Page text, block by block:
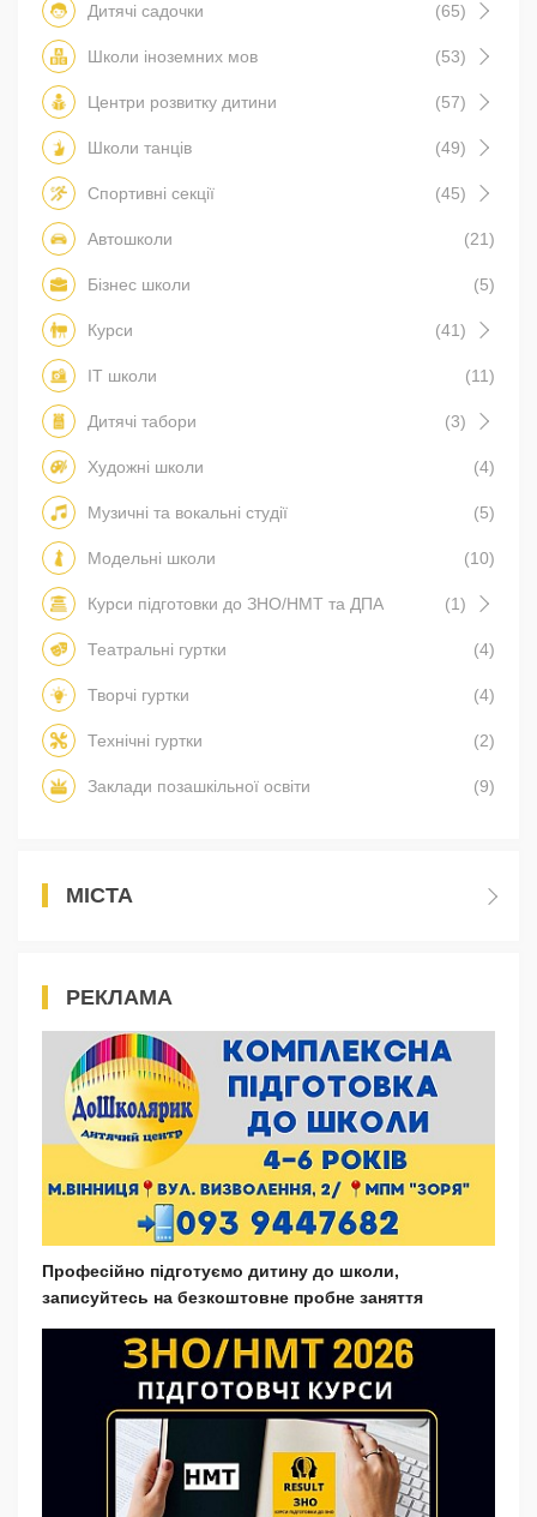
Дитячі садочки (65)
Школи іноземних мов (53)
Центри розвитку дитини (57)
Школи танців (49)
Спортивні секції (45)
Автошколи (21)
Бізнес школи (5)
Курси (41)
IT школи (11)
Дитячі табори (3)
Художні школи (4)
Музичні та вокальні студії (5)
Модельні школи (10)
Курси підготовки до ЗНО/НМТ та ДПА (1)
Театральні гуртки (4)
Творчі гуртки (4)
Технічні гуртки (2)
Заклади позашкільної освіти (9)
МІСТА
РЕКЛАМА
Професійно підготуємо дитину до школи,
записуйтесь на безкоштовне пробне заняття